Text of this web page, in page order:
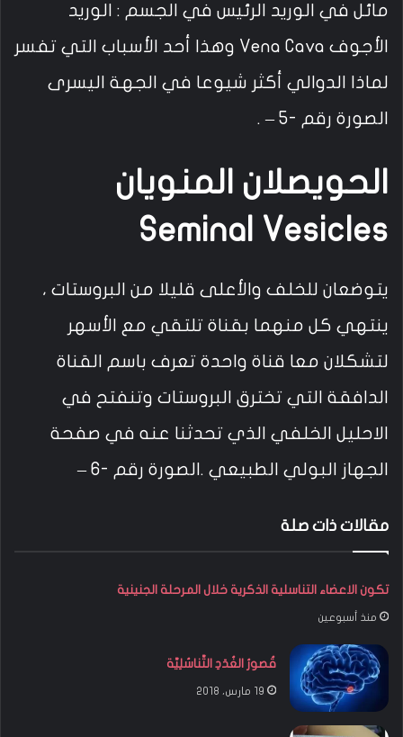
مائل في الوريد الرئيس في الجسم : الوريد
الأجوف Vena Cava وهذا أحد الأسباب التي تفسر
لماذا الدوالي أكثر شيوعا في الجهة اليسرى
الصورة رقم -5 – .
الحويصلان المنويان
Seminal Vesicles
يتوضعان للخلف والأعلى قليلا من البروستات ،
ينتهي كل منهما بقناة تلتقي مع الأسهر
لتشكلان معا قناة واحدة تعرف باسم القناة
الدافقة التي تخترق البروستات وتنفتح في
الاحليل الخلفي الذي تحدثنا عنه في صفحة
الجهاز البولي الطبيعي .الصورة رقم -6 –
مقالات ذات صلة
تكون الاعضاء التناسلية الذكرية خلال المرحلة الجنينية
منذ أسبوعين
قُصورُ الغُدَدِ التَّناسُلِيَّة
19 مارس، 2018